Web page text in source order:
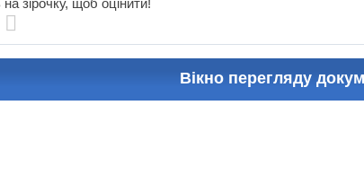
Вікно перегляду